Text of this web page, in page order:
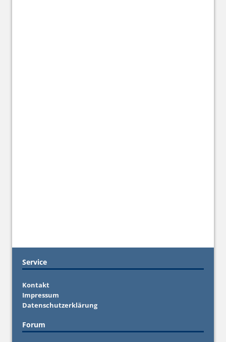
Service
Kontakt
Impressum
Datenschutzerklärung
Forum